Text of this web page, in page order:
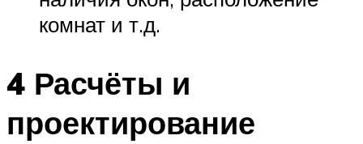
комнат и т.д.
4 Расчёты и
проектирование